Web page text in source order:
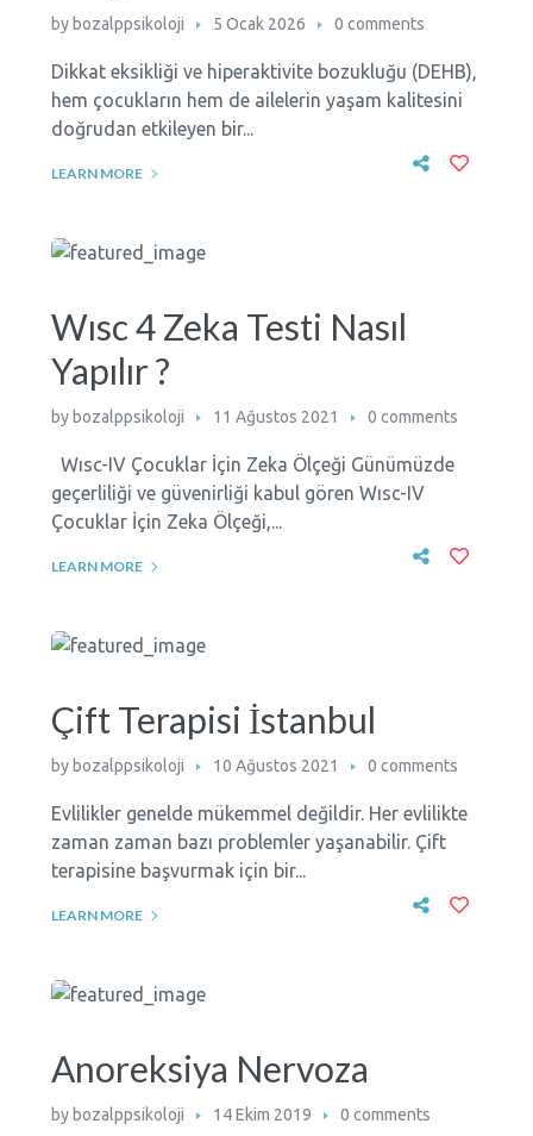
by bozalppsikoloji 5 Ocak 2026 0 comments
Dikkat eksikliği ve hiperaktivite bozukluğu (DEHB),
hem çocukların hem de ailelerin yaşam kalitesini
doğrudan etkileyen bir...
LEARN MORE
Wısc 4 Zeka Testi Nasıl
Yapılır ?
by bozalppsikoloji 11 Ağustos 2021 0 comments
Wısc-IV Çocuklar İçin Zeka Ölçeği Günümüzde
geçerliliği ve güvenirliği kabul gören Wısc-IV
Çocuklar İçin Zeka Ölçeği,...
LEARN MORE
Çift Terapisi İstanbul
by bozalppsikoloji 10 Ağustos 2021 0 comments
Evlilikler genelde mükemmel değildir. Her evlilikte
zaman zaman bazı problemler yaşanabilir. Çift
terapisine başvurmak için bir...
LEARN MORE
Anoreksiya Nervoza
by bozalppsikoloji 14 Ekim 2019 0 comments